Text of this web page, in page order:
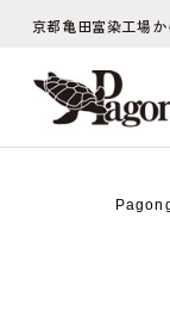
京都亀田富染工場